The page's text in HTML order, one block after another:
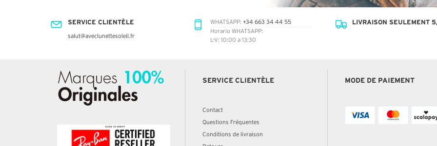
SERVICE CLIENTÈLE
salut@aveclunettesoleil.fr
WHATSAPP: +34 663 34 44 55
Horario WHATSAPP:
L-V: 10:00 a 13:30
LIVRAISON SEULEMENT
SERVICE CLIENTÈLE
Contact
Questions Fréquentes
Conditions de livraison
MODE DE PAIEMENT